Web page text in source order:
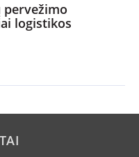
logistikos